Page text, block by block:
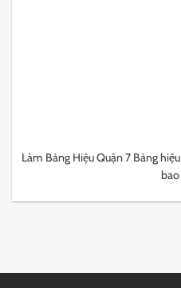
Làm Bảng Hiệu Quận 7 Bảng